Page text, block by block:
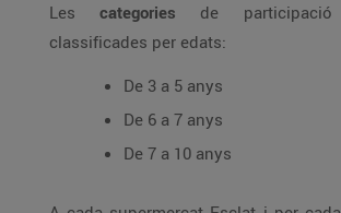
Les categories de
classificades per edats:
De 3 a 5 anys
De 6 a 7 anys
De 7 a 10 anys